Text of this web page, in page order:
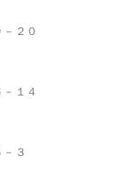
２０
１４
３